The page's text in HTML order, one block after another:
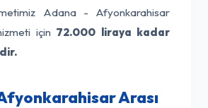
Adana - Afyonkarahisar
için 72.000 liraya kadar
Arası